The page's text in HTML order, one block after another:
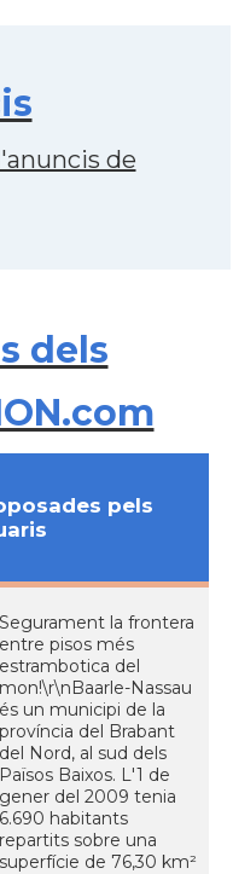
de
dels
pels
Segurament la frontera
entre pisos més
estrambotica del
mon!\r\nBaarle-Nassau
és un municipi de la
província del Brabant
del Nord, al sud dels
Països Baixos. L'1 de
gener del 2009 tenia
6.690 habitants
repartits sobre una
superfície de 76,30 km²